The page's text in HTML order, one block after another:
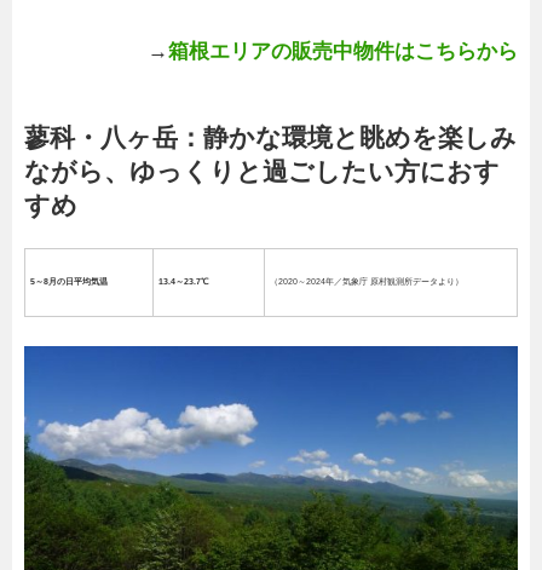
→箱根エリアの販売中物件はこちらから
蓼科・八ヶ岳：静かな環境と眺めを楽しみ
ながら、ゆっくりと過ごしたい方におす
すめ
5～8月の日平均気温 13.4～23.7℃ （2020～2024年／気象庁 原村観測所データより）